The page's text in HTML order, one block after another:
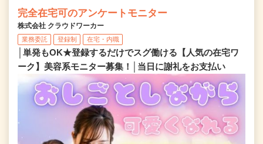
完全在宅可のアンケートモニター
株式会社 クラウドワーカー
業務委託 登録制 在宅・内職
│単発もOK★登録するだけでスグ働ける【人気の在宅ワ
ーク】美容系モニター募集！│当日に謝礼をお支払い